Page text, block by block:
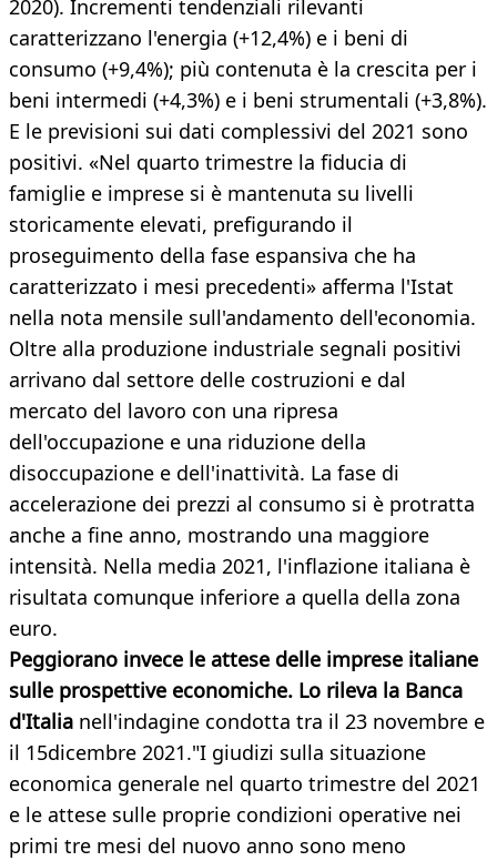
2020). Incrementi tendenziali rilevanti
caratterizzano l'energia (+12,4%) e i beni di
consumo (+9,4%); più contenuta è la crescita per i
beni intermedi (+4,3%) e i beni strumentali (+3,8%).
E le previsioni sui dati complessivi del 2021 sono
positivi. «Nel quarto trimestre la fiducia di
famiglie e imprese si è mantenuta su livelli
storicamente elevati, prefigurando il
proseguimento della fase espansiva che ha
caratterizzato i mesi precedenti» afferma l'Istat
nella nota mensile sull'andamento dell'economia.
Oltre alla produzione industriale segnali positivi
arrivano dal settore delle costruzioni e dal
mercato del lavoro con una ripresa
dell'occupazione e una riduzione della
disoccupazione e dell'inattività. La fase di
accelerazione dei prezzi al consumo si è protratta
anche a fine anno, mostrando una maggiore
intensità. Nella media 2021, l'inflazione italiana è
risultata comunque inferiore a quella della zona
euro.
Peggiorano invece le attese delle imprese italiane
sulle prospettive economiche. Lo rileva la Banca
d'Italia nell'indagine condotta tra il 23 novembre e
il 15dicembre 2021."I giudizi sulla situazione
economica generale nel quarto trimestre del 2021
e le attese sulle proprie condizioni operative nei
primi tre mesi del nuovo anno sono meno